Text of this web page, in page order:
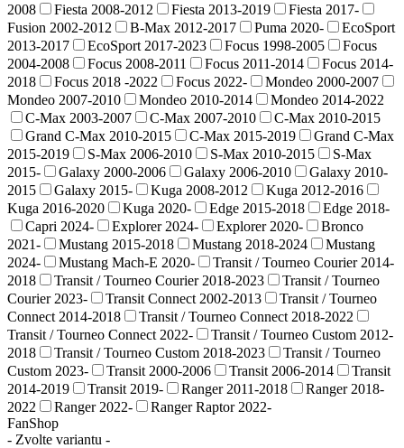
2008
Fiesta 2008-2012 Fiesta 2013-2019
Fiesta 2017-
Fusion 2002-2012
B-Max 2012-2017 Puma 2020-
EcoSport
2013-2017
EcoSport 2017-2023 Focus 1998-2005
Focus
2004-2008
Focus 2008-2011 Focus 2011-2014
Focus 2014-
2018
Focus 2018 -2022 Focus 2022-
Mondeo 2000-2007
Mondeo 2007-2010
Mondeo 2010-2014
Mondeo 2014-2022
C-Max 2003-2007
C-Max 2007-2010
C-Max 2010-2015
Grand C-Max 2010-2015
C-Max 2015-2019
Grand C-Max
2015-2019
S-Max 2006-2010 S-Max 2010-2015
S-Max
2015-
Galaxy 2000-2006 Galaxy 2006-2010
Galaxy 2010-
2015
Galaxy 2015- Kuga 2008-2012
Kuga 2012-2016
Kuga 2016-2020
Kuga 2020- Edge 2015-2018
Edge 2018-
Capri 2024-
Explorer 2024- Explorer 2020-
Bronco
2021-
Mustang 2015-2018 Mustang 2018-2024
Mustang
2024-
Mustang Mach-E 2020-
Transit / Tourneo Courier 2014-
2018
Transit / Tourneo Courier 2018-2023
Transit / Tourneo
Courier 2023-
Transit Connect 2002-2013
Transit / Tourneo
Connect 2014-2018
Transit / Tourneo Connect 2018-2022
Transit / Tourneo Connect 2022-
Transit / Tourneo Custom 2012-
2018
Transit / Tourneo Custom 2018-2023
Transit / Tourneo
Custom 2023-
Transit 2000-2006 Transit 2006-2014
Transit
2014-2019
Transit 2019- Ranger 2011-2018
Ranger 2018-
2022
Ranger 2022-
Ranger Raptor 2022-
FanShop
- Zvolte variantu -